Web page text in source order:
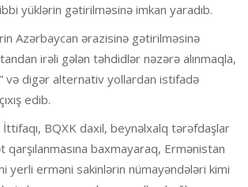
yüklərin gətirilməsinə imkan yaradıb.
Azərbaycan ərazisinə gətirilməsinə
irəli gələn təhdidlər nəzərə alınmaqla,
və digər alternativ yollardan istifadə
edib.
BQXK daxil, beynəlxalq tərəfdaşlar
baxmayaraq, Ermənistan
yerli erməni sakinlərin nümayəndələri kimi